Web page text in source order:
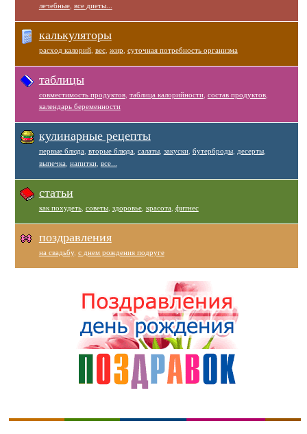
лечебные, все диеты...
калькуляторы
расход калорий, вес, жир суточная потребность организма
таблицы
совместимость продуктов, таблица калорийности, состав продуктов,
календарь беременности
кулинарные рецепты
первые блюда вторые блюда салаты, закуски, бутерброды, десерты,
выпечка напитки, все...
статьи
как похудеть, советы, здоровье, красота фитнес
поздравления
на свадьбу, с днем рождения подруге